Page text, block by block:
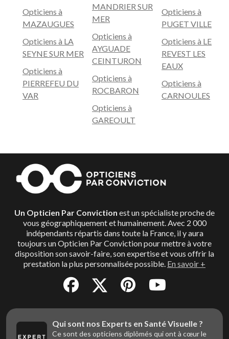
Opticiens à
MAZAUGUES
Opticiens à LA
SEYNE SUR MER
Opticiens à
PIERREFEU DU
VAR
MANDRIER SUR
MER
Opticiens à
AYGUADE
CEINTURON
Opticiens à
ROCBARON
Opticiens à
GAREOULT
Opticiens à
PUGET VILLE
Opticiens à LE
REVEST LES
EAUX
Opticiens à
CARNOULES
Un Opticien Par Conviction est un spécialiste proche de
vous géographiquement et humainement. Avec 2 000
indépendants répartis dans toute la France, il y aura
toujours un Opticien Par Conviction pour mettre à votre
disposition son savoir-faire, son expertise et vous offrir la
prestation la plus personnalisée possible. En savoir +
Qui sont nos Experts en Santé Visuelle ?
Ce sont des opticiens diplômés qui ont à cœur le